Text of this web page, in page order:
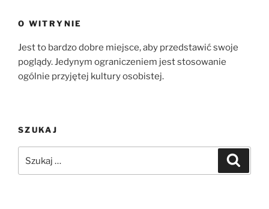
O WITRYNIE
Jest to bardzo dobre miejsce, aby przedstawić swoje
poglądy. Jedynym ograniczeniem jest stosowanie
ogólnie przyjętej kultury osobistej.
SZUKAJ